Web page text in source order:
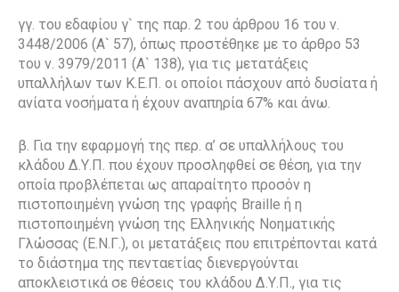
γγ. του εδαφίου γ` της παρ. 2 του άρθρου 16 του ν.
3448/2006 (Α` 57), όπως προστέθηκε με το άρθρο 53
του ν. 3979/2011 (Α` 138), για τις μετατάξεις
υπαλλήλων των Κ.Ε.Π. οι οποίοι πάσχουν από δυσίατα ή
ανίατα νοσήματα ή έχουν αναπηρία 67% και άνω.
β. Για την εφαρμογή της περ. α’ σε υπαλλήλους του
κλάδου Δ.Υ.Π. που έχουν προσληφθεί σε θέση, για την
οποία προβλέπεται ως απαραίτητο προσόν η
πιστοποιημένη γνώση της γραφής Braille ή η
πιστοποιημένη γνώση της Ελληνικής Νοηματικής
Γλώσσας (Ε.Ν.Γ.), οι μετατάξεις που επιτρέπονται κατά
το διάστημα της πενταετίας διενεργούνται
αποκλειστικά σε θέσεις του κλάδου Δ.Υ.Π., για τις